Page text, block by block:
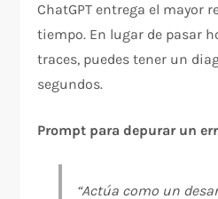
ChatGPT entrega el mayor
tiempo. En lugar de pasar
traces, puedes tener un
segundos.
Prompt para depurar un
“Actúa como un